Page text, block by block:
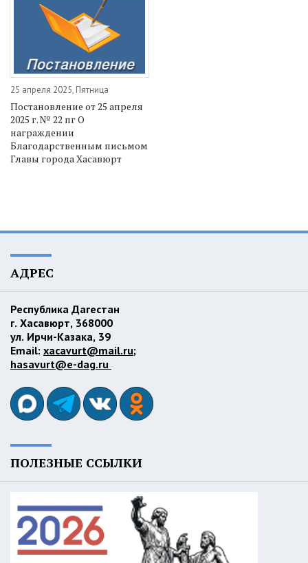
25 апреля 2025, Пятница
Постановление от 25 апреля
2025 г. № 22 пг О
награждении
Благодарственным письмом
Главы города Хасавюрт
АДРЕС
Республика Дагестан
г. Хасавюрт, 368000
ул. Ирчи-Казака, 39
Email: xacavurt@mail.ru;
hasavurt@e-dag.ru
ПОЛЕЗНЫЕ ССЫЛКИ